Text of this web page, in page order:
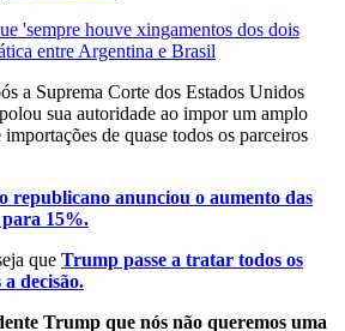
'sempre houve xingamentos dos dois
entre Argentina e Brasil
a Suprema Corte dos Estados Unidos
sua autoridade ao impor um amplo
de quase todos os parceiros
o republicano anunciou o aumento das
15%.
que Trump passe a tratar todos os
decisão.
Trump que nós não queremos uma